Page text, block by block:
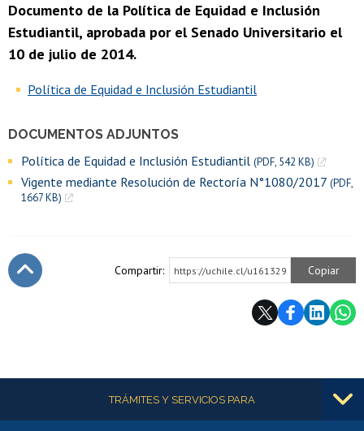
Documento de la Política de Equidad e Inclusión
Estudiantil, aprobada por el Senado Universitario el
10 de julio de 2014.
DOCUMENTOS ADJUNTOS
Política de Equidad e Inclusión Estudiantil (PDF, 542 KB)
Vigente mediante Resolución de Rectoría N°1080/2017 (PDF,
1667 KB)
Política de Equidad e Inclusión Estudiantil
Compartir: https://uchile.cl/u161329 Copiar
Más informaciónTRÁMITES Y SERVICIOS PARA